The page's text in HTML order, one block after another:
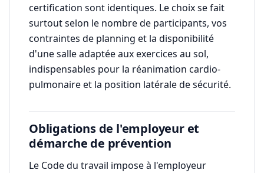
certification sont identiques. Le choix se fait
surtout selon le nombre de participants, vos
contraintes de planning et la disponibilité
d'une salle adaptée aux exercices au sol,
indispensables pour la réanimation cardio-
pulmonaire et la position latérale de sécurité.
Obligations de l'employeur et
démarche de prévention
Le Code du travail impose à l'employeur